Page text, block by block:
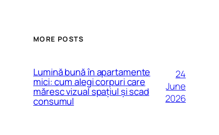
MORE POSTS
Lumină bună în apartamente
mici: cum alegi corpuri care
măresc vizual spațiul și scad
consumul
24
June
2026